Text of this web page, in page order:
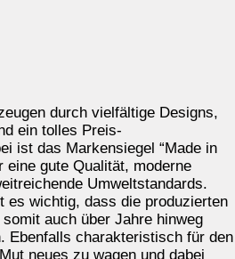
durch vielfältige Designs,
ein tolles Preis-
ist das Markensiegel “Made in
eine gute Qualität, moderne
Umweltstandards.
es wichtig, dass die produzierten
auch über Jahre hinweg
Ebenfalls charakteristisch für den
neues zu wagen und dabei